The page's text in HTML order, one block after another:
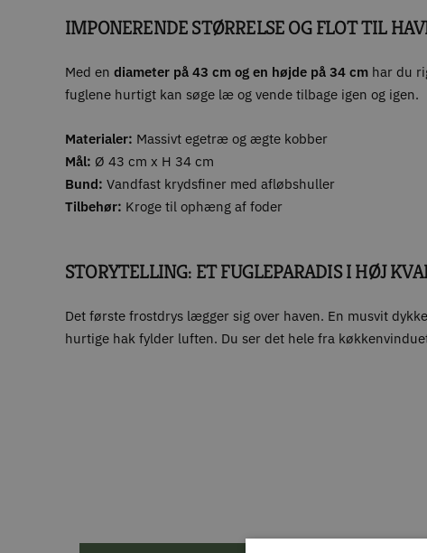
IMPONERENDE STØRRELSE OG FLOT TIL
Med en diameter på 43 cm og en højde på 34 cm har du
fuglene hurtigt kan søge læ og vende tilbage igen og igen.
Materialer: Massivt egetræ og ægte kobber
Mål: Ø 43 cm x H 34 cm
Bund: Vandfast krydsfiner med afløbshuller
Tilbehør: Kroge til ophæng af foder
STORYTELLING: ET FUGLEPARADIS I HØJ
Det første frostdrys lægger sig over haven. En musvit
hurtige hak fylder luften. Du ser det hele fra